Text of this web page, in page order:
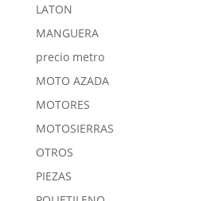
LATON
MANGUERA
precio metro
MOTO AZADA
MOTORES
MOTOSIERRAS
OTROS
PIEZAS